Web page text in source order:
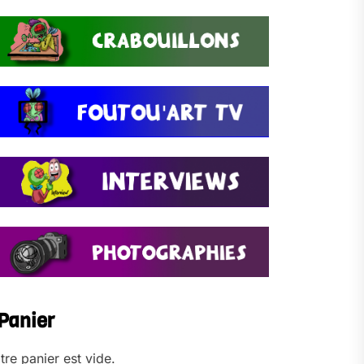
panier est vide.